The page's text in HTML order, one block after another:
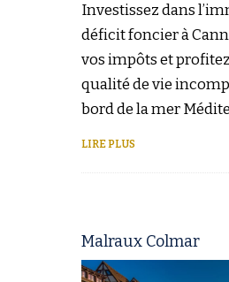
Investissez dans
déficit foncier à
vos impôts et profitez
qualité de vie
bord de la mer
LIRE PLUS
Malraux Colmar